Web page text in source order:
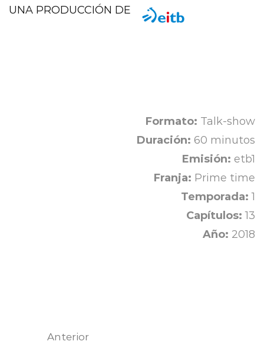
UNA PRODUCCIÓN DE
Formato: Talk-show
Duración: 60 minutos
Emisión: etb1
Franja: Prime time
Temporada: 1
Capítulos: 13
Año: 2018
Anterior